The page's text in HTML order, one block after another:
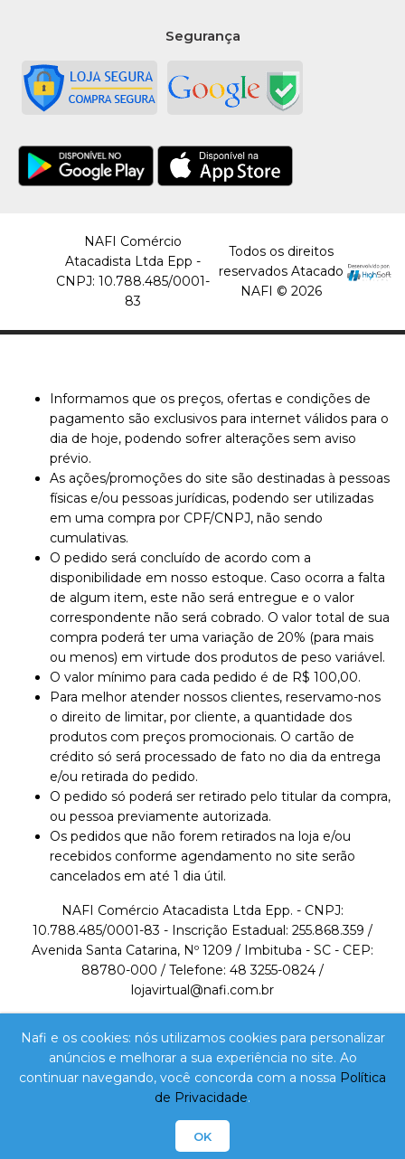
Nafi e os cookies: nós utilizamos cookies para personalizar
anúncios e melhorar a sua experiência no site. Ao
continuar navegando, você concorda com a nossa Política
de Privacidade.
OK
Segurança
NAFI Comércio
Atacadista Ltda Epp -
CNPJ: 10.788.485/0001-
83
Todos os direitos
reservados Atacado
NAFI © 2026
Informamos que os preços, ofertas e condições de
pagamento são exclusivos para internet válidos para o
dia de hoje, podendo sofrer alterações sem aviso
prévio.
As ações/promoções do site são destinadas à pessoas
físicas e/ou pessoas jurídicas, podendo ser utilizadas
em uma compra por CPF/CNPJ, não sendo
cumulativas.
O pedido será concluído de acordo com a
disponibilidade em nosso estoque. Caso ocorra a falta
de algum item, este não será entregue e o valor
correspondente não será cobrado. O valor total de sua
compra poderá ter uma variação de 20% (para mais
ou menos) em virtude dos produtos de peso variável.
O valor mínimo para cada pedido é de R$ 100,00.
Para melhor atender nossos clientes, reservamo-nos
o direito de limitar, por cliente, a quantidade dos
produtos com preços promocionais. O cartão de
crédito só será processado de fato no dia da entrega
e/ou retirada do pedido.
O pedido só poderá ser retirado pelo titular da compra,
ou pessoa previamente autorizada.
Os pedidos que não forem retirados na loja e/ou
recebidos conforme agendamento no site serão
cancelados em até 1 dia útil.
NAFI Comércio Atacadista Ltda Epp. - CNPJ:
10.788.485/0001-83 - Inscrição Estadual: 255.868.359 /
Avenida Santa Catarina, Nº 1209 / Imbituba - SC - CEP:
88780-000 / Telefone: 48 3255-0824 /
lojavirtual@nafi.com.br
A VENDA E O CONSUMO DE BEBIDAS ALCOÓLICAS
SÃO PROIBIDOS PARA MENORES DE 18 ANOS.
BEBIDA ALCOÓLICA PODE CAUSAR DEPENDÊNCIA
QUÍMICA E, EM EXCESSO, PROVOCA DEPENDÊNCIA